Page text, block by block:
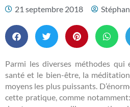
21 septembre 2018
Parmi les diverses méthodes
santé et le bien-être, la
moyens les plus puissants.
cette pratique, comme